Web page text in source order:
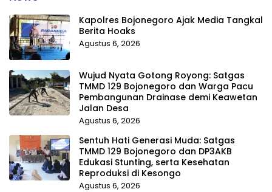
Kapolres Bojonegoro Ajak Media Tangkal
Berita Hoaks
Agustus 6, 2026
Wujud Nyata Gotong Royong: Satgas
TMMD 129 Bojonegoro dan Warga Pacu
Pembangunan Drainase demi Keawetan
Jalan Desa
Agustus 6, 2026
Sentuh Hati Generasi Muda: Satgas
TMMD 129 Bojonegoro dan DP3AKB
Edukasi Stunting, serta Kesehatan
Reproduksi di Kesongo
Agustus 6, 2026